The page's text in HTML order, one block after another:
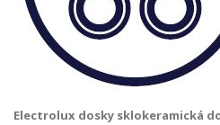
Electrolux dosky sklokeramická